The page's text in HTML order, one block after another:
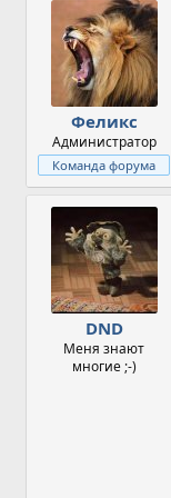
Феликс
Администратор
Команда форума
DND
Меня знают
многие ;-)